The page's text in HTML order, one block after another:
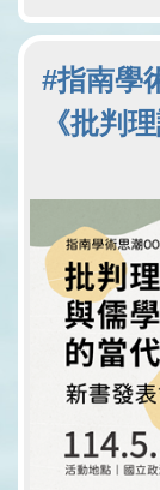
#指南學
《批判